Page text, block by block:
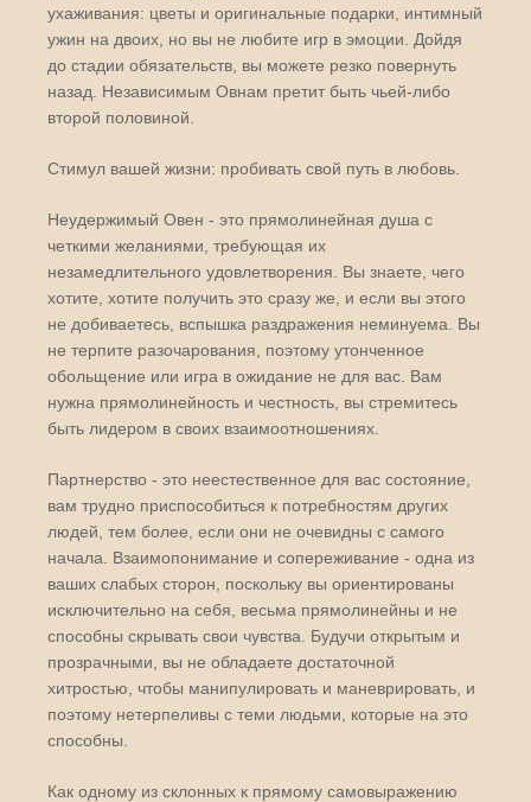
ухаживания: цветы и оригинальные подарки, интимный
ужин на двоих, но вы не любите игр в эмоции. Дойдя
до стадии обязательств, вы можете резко повернуть
назад. Независимым Овнам претит быть чьей-либо
второй половиной.
Стимул вашей жизни: пробивать свой путь в любовь.
Неудержимый Овен - это прямолинейная душа с
четкими желаниями, требующая их
незамедлительного удовлетворения. Вы знаете, чего
хотите, хотите получить это сразу же, и если вы этого
не добиваетесь, вспышка раздражения неминуема. Вы
не терпите разочарования, поэтому утонченное
обольщение или игра в ожидание не для вас. Вам
нужна прямолинейность и честность, вы стремитесь
быть лидером в своих взаимоотношениях.
Партнерство - это неестественное для вас состояние,
вам трудно приспособиться к потребностям других
людей, тем более, если они не очевидны с самого
начала. Взаимопонимание и сопереживание - одна из
ваших слабых сторон, поскольку вы ориентированы
исключительно на себя, весьма прямолинейны и не
способны скрывать свои чувства. Будучи открытым и
прозрачными, вы не обладаете достаточной
хитростью, чтобы манипулировать и маневрировать, и
поэтому нетерпеливы с теми людьми, которые на это
способны.
Как одному из склонных к прямому самовыражению